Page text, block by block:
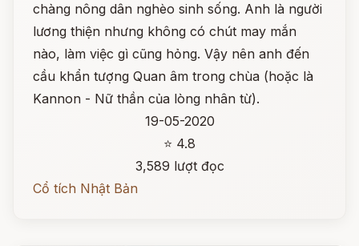
chàng nông dân nghèo sinh sống. Anh là người
lương thiện nhưng không có chút may mắn
nào, làm việc gì cũng hỏng. Vậy nên anh đến
cầu khẩn tượng Quan âm trong chùa (hoặc là
Kannon - Nữ thần của lòng nhân từ).
19-05-2020
⭐ 4.8
3,589 lượt đọc
Cổ tích Nhật Bản